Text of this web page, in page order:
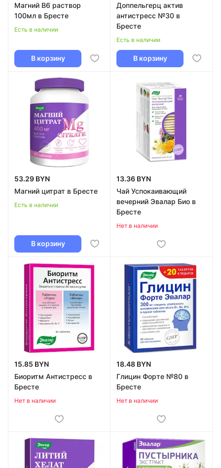
Магний В6 раствор
100мл в Бресте
Есть в наличии
В корзину
Доппельгерц актив
антистресс №30 в
Бресте
Есть в наличии
В корзину
53.29 BYN
Магний цитрат в Бресте
Есть в наличии
В корзину
13.36 BYN
Чай Успокаивающий
вечерний Эвалар Био в
Бресте
Нет в наличии
15.85 BYN
Биоритм Антистресс в
Бресте
Нет в наличии
18.48 BYN
Глицин Форте №80 в
Бресте
Нет в наличии